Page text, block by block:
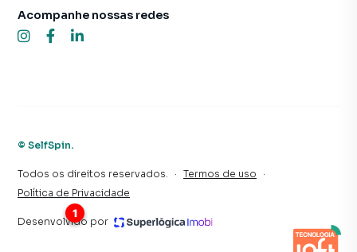
Acompanhe nossas redes
© SelfSpin.
Todos os direitos reservados. · Termos de uso
·
Política de Privacidade
Desenvolvido por